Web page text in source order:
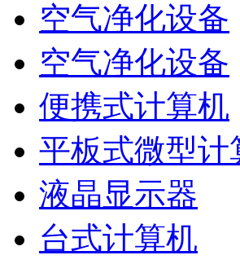
空气净化设备
空气净化设备
便携式计算机
平板式微型计
液晶显示器
台式计算机